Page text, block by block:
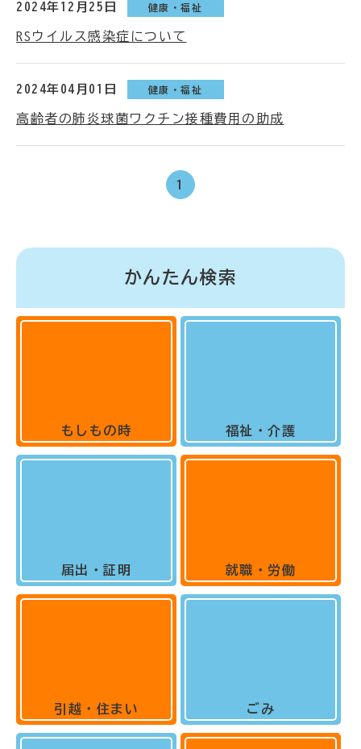
2024年12月25日 健康・福祉
RSウイルス感染症について
2024年04月01日 健康・福祉
高齢者の肺炎球菌ワクチン接種費用の助成
1
かんたん検索
もしもの時
届出・証明
引越・住まい
福祉・介護
就職・労働
ごみ